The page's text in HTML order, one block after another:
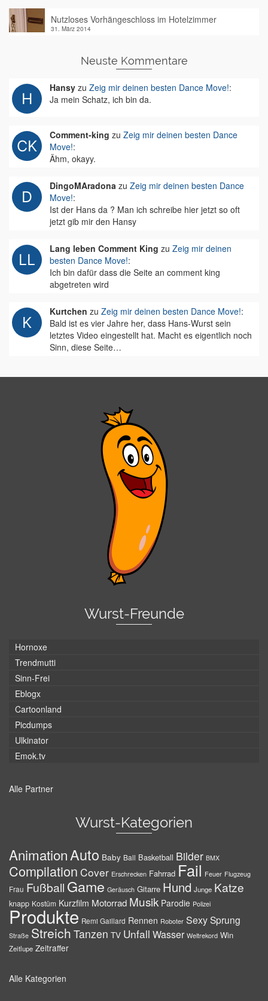
Nutzloses Vorhängeschloss im Hotelzimmer
31. März 2014
Neuste Kommentare
Hansy zu Zeig mir deinen besten Dance Move!:
Ja mein Schatz, ich bin da.
Comment-king zu Zeig mir deinen besten Dance
Move!:
Ähm, okayy.
DingoMAradona zu Zeig mir deinen besten Dance
Move!:
Ist der Hans da ? Man ich schreibe hier jetzt so oft
jetzt gib mir den Hansy
Lang leben Comment King zu Zeig mir deinen
besten Dance Move!:
Ich bin dafür dass die Seite an comment king
abgetreten wird
Kurtchen zu Zeig mir deinen besten Dance Move!:
Bald ist es vier Jahre her, dass Hans-Wurst sein
letztes Video eingestellt hat. Macht es eigentlich noch
Sinn, diese Seite…
Wurst-Freunde
Hornoxe
Trendmutti
Sinn-Frei
Eblogx
Cartoonland
Picdumps
Ulkinator
Emok.tv
Alle Partner
Wurst-Kategorien
AnimationAuto Baby Ball Basketball Bilder BMX
Compilation Cover Erschrecken Fahrrad Fail Feuer Flugzeug
Frau Fußball Game Geräusch Gitarre Hund Junge Katze
knapp Kostüm Kurzfilm Motorrad Musik Parodie Polizei
Produkte Remi Gaillard Rennen Roboter SexySprung
Straße Streich Tanzen TV Unfall Wasser Weltrekord Win
Zeitlupe Zeitraffer
Alle Kategorien